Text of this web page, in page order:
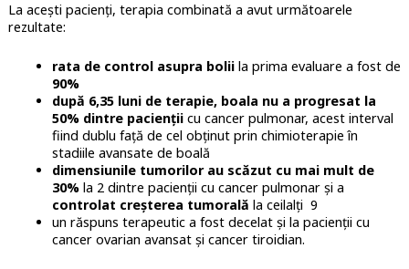
La aceşti pacienţi, terapia combinată a avut următoarele
rezultate:
rata de control asupra bolii la prima evaluare a fost de
90%
după 6,35 luni de terapie, boala nu a progresat la
50% dintre pacienţii cu cancer pulmonar, acest interval
fiind dublu faţă de cel obţinut prin chimioterapie în
stadiile avansate de boală
dimensiunile tumorilor au scăzut cu mai mult de
30%la 2 dintre pacienţii cu cancer pulmonar şi a
controlat creşterea tumorală la ceilalţi 9
un răspuns terapeutic a fost decelat şi la pacienţii cu
cancer ovarian avansat şi cancer tiroidian.